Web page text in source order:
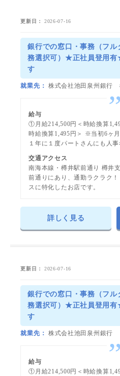
更新日 2026-07-16
銀行での窓口・事務（フ
務選択可）★正社員登用有
す
就業先 株式会社池田泉州銀行
給与
①月給214,500円＜時給換算
時給換算1,495円＞ ※当初6ヶ
１年に１度パートさんにも人
交通アクセス
南海本線・樽井駅前通り 樽井
前通りにあり、通勤ラクラク
スに特化したお店です。
詳しく見る
更新日 2026-07-16
銀行での窓口・事務（フ
務選択可）★正社員登用有
す
就業先 株式会社池田泉州銀行
給与
①月給214,500円＜時給換算